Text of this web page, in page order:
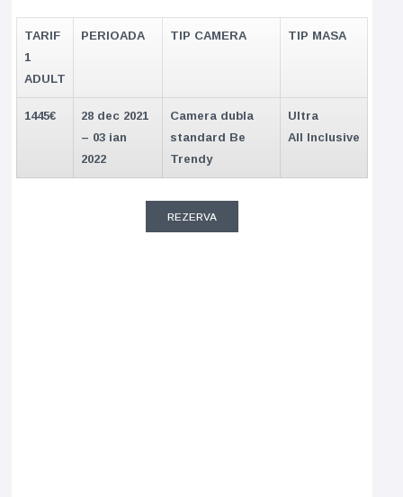
TARIF
1
ADULT
PERIOADA TIP CAMERA TIP MASA
1445€
28 dec 2021
– 03 ian
2022
Camera dubla
standard Be
Trendy
Ultra
All Inclusive
REZERVA